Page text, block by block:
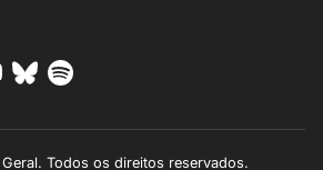
Todos os direitos reservados.